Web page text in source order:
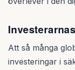
Att så många
investeringar i